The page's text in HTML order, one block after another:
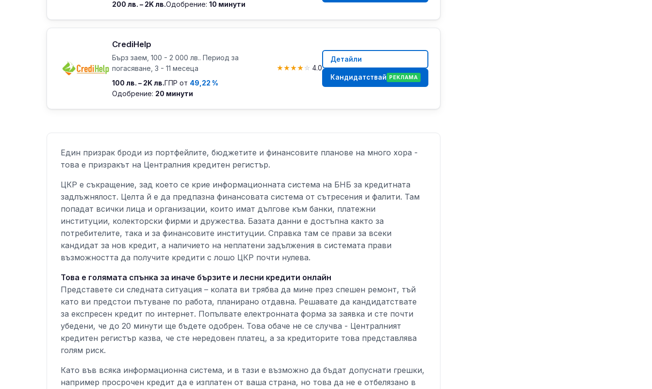
200 лв. – 2K лв.Одобрение: 10 минути
CrediHelp
Бърз заем, 100 - 2 000 лв.. Период за
погасяване, 3 - 11 месеца
100 лв. – 2K лв.ГПР от 49,22 %
Одобрение: 20 минути
★★★★☆ 4.0
Детайли
Кандидатствай РЕКЛАМА
Един призрак броди из портфейлите, бюджетите и финансовите планове на много хора -
това е призракът на Централния кредитен регистър.
ЦКР е съкращение, зад което се крие информационната система на БНБ за кредитната
задлъжнялост. Целта й е да предпазна финансовата система от сътресения и фалити. Там
попадат всички лица и организации, които имат дългове към банки, платежни
институции, колекторски фирми и дружества. Базата данни е достъпна както за
потребителите, така и за финансовите институции. Справка там се прави за всеки
кандидат за нов кредит, а наличието на неплатени задължения в системата прави
възможността да получите кредити с лошо ЦКР почти нулева.
Това е голямата спънка за иначе бързите и лесни кредити онлайн
Представете си следната ситуация – колата ви трябва да мине през спешен ремонт, тъй
като ви предстои пътуване по работа, планирано отдавна. Решавате да кандидатствате
за експресен кредит по интернет. Попълвате електронната форма за заявка и сте почти
убедени, че до 20 минути ще бъдете одобрен. Това обаче не се случва - Централният
кредитен регистър казва, че сте нередовен платец, а за кредиторите това представлява
голям риск.
Като във всяка информационна система, и в тази е възможно да бъдат допуснати грешки,
например просрочен кредит да е изплатен от ваша страна, но това да не е отбелязано в